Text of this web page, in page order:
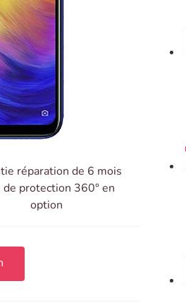
réparation de 6 mois
de protection 360° en
option